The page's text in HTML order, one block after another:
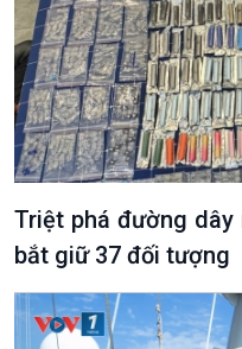
Triệt phá đường dây
bắt giữ 37 đối tượng